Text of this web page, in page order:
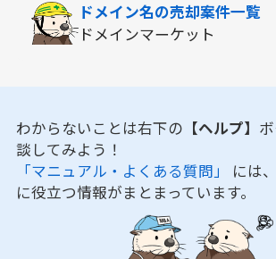
ドメイン名の売却案件一覧
ドメインマーケット
わからないことは右下の 【ヘルプ】
談してみよう！
「マニュアル・よくある質問」 には
に役立つ情報がまとまっています。